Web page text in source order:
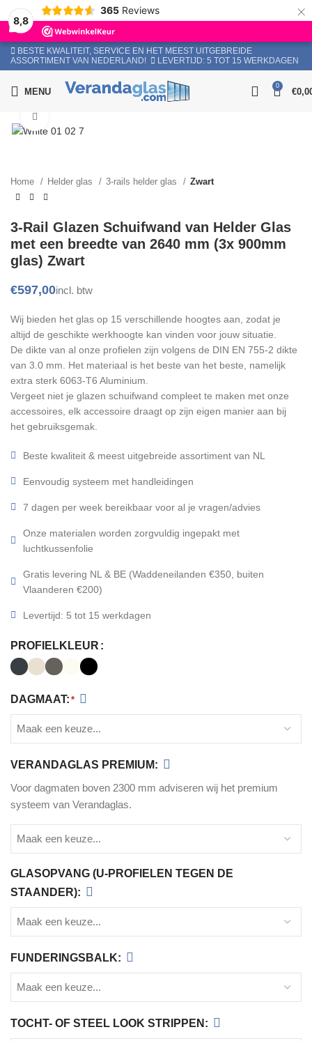
8,8
365 Reviews ×
BESTE KWALITEIT, SERVICE EN HET MEEST UITGEBREIDE
ASSORTIMENT VAN NEDERLAND!
LEVERTIJD: 5 TOT 15 WERKDAGEN
MENU
0
€
Home Helder glas 3-rails helder glas Zwart
3-Rail Glazen Schuifwand van Helder Glas
met een breedte van 2640 mm (3x 900mm
glas) Zwart
€
Wij bieden het glas op 15 verschillende hoogtes aan, zodat je
altijd de geschikte werkhoogte kan vinden voor jouw situatie.
De dikte van al onze profielen zijn volgens de DIN EN 755-2 dikte
van 3.0 mm. Het materiaal is het beste van het beste, namelijk
extra sterk 6063-T6 Aluminium.
Vergeet niet je glazen schuifwand compleet te maken met onze
accessoires, elk accessoire draagt op zijn eigen manier aan bij
het gebruiksgemak.
Beste kwaliteit & meest uitgebreide assortiment van NL
Eenvoudig systeem met handleidingen
7 dagen per week bereikbaar voor al je vragen/advies
Onze materialen worden zorgvuldig ingepakt met
luchtkussenfolie
Gratis levering NL & BE (Waddeneilanden €350, buiten
Vlaanderen €200)
Levertijd: 5 tot 15 werkdagen
PROFIELKLEUR
DAGMAAT: *
VERANDAGLAS PREMIUM:
Voor dagmaten boven 2300 mm adviseren wij het premium
systeem van Verandaglas.
GLASOPVANG (U-PROFIELEN TEGEN DE
STAANDER):
FUNDERINGSBALK:
TOCHT- OF STEEL LOOK STRIPPEN: